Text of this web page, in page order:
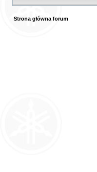
Strona główna forum